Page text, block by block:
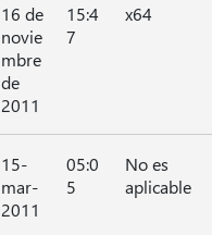
16 de
novie
mbre
de
2011
15:4
7
x64
15-
mar-
2011
05:0
5
No es
aplicable